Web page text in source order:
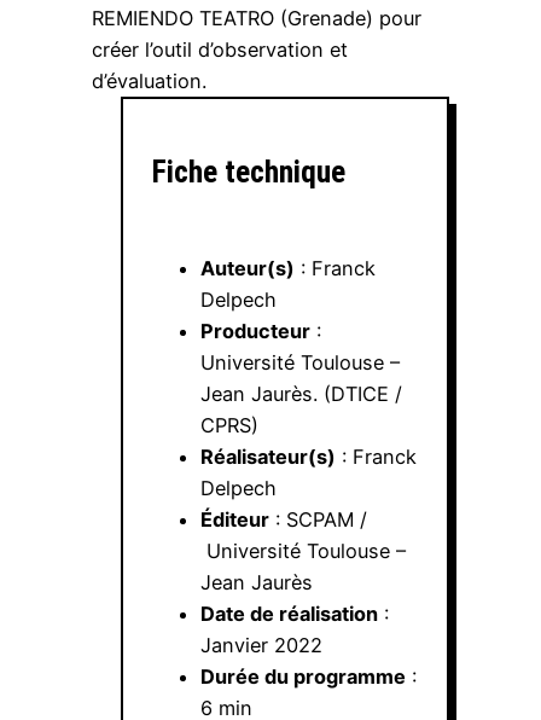
REMIENDO TEATRO (Grenade) pour
créer l’outil d’observation et
d’évaluation.
Fiche technique
Auteur(s) : Franck
Delpech
Producteur :
Université Toulouse –
Jean Jaurès. (DTICE /
CPRS)
Réalisateur(s) : Franck
Delpech
Éditeur : SCPAM /
Université Toulouse –
Jean Jaurès
Date de réalisation :
Janvier 2022
Durée du programme :
6 min